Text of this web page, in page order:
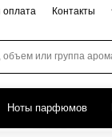
оплата Контакты
Ноты парфюмов